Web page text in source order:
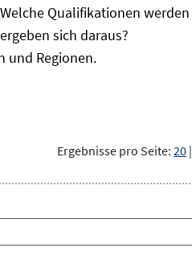
Qualifikationen werden
sich daraus?
und Regionen.
Ergebnisse pro Seite: 20 |